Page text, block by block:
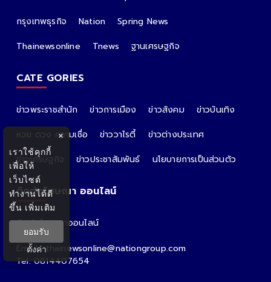
กรุงเทพธุรกิจ
Nation
Spring News
Thainewsonline
Tnews ฐานเศรษฐกิจ
CATE GORIES
ข่าวพระราชสำนัก ข่าวการเมือง ข่าวสังคม
ข่าวบันเทิง
หวย ดวง ความเชื่อ
ข่าววาไรตี้
ข่าวต่างประเทศ
ข่าวเศรษฐกิจ
ข่าวประชาสัมพันธ์ นโยบายการเป็นส่วนตัว
ติดต่อโฆษณา ออนไลน์
ติดต่อโฆษณาออนไลน์
คุณอ้อ
Email : thainewsonline@nationgroup.com
Tel: 0814407654
×
เราใช้คุกกี้
เพื่อให้
เว็บไซต์
ทำงานได้ดี
ขึ้น เพิ่มเติม
ยอมรับ
ตั้งค่า